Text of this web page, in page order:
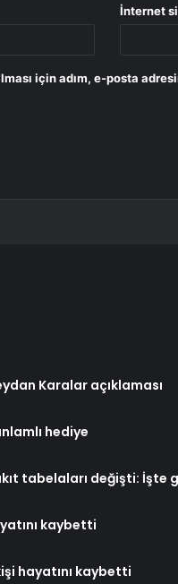
İnternet
için adım, e-posta
Karalar açıklaması
hediye
tabelaları değişti: İşte
kaybetti
hayatını kaybetti